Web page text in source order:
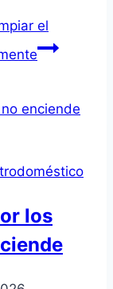
el
los